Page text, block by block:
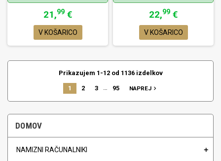
DOMOV
NAMIZNI RAČUNALNIKI
21,99 €
V KOŠARICO
22,99 €
V KOŠARICO
Prikazujem 1-12 od 1136 izdelkov
1 2 3 … 95 NAPREJnavigate_next